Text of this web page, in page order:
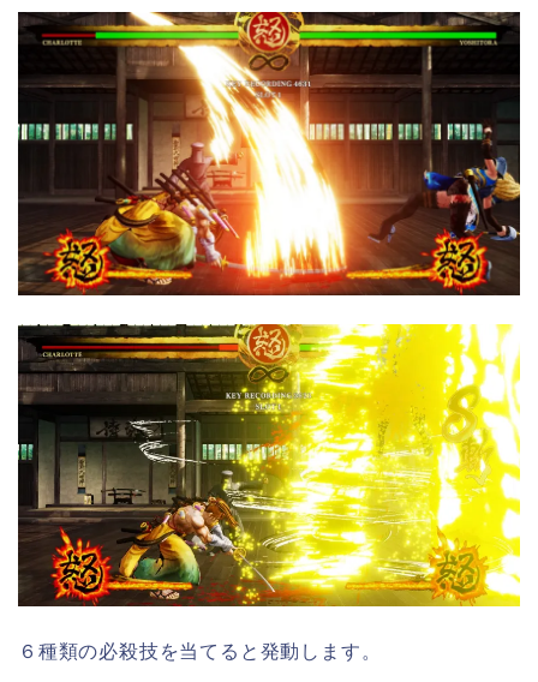
６種類の必殺技を当てると発動します。